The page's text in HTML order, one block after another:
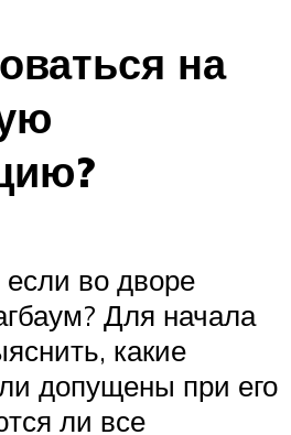
на
во дворе
Для начала
какие
допущены при его
ли все